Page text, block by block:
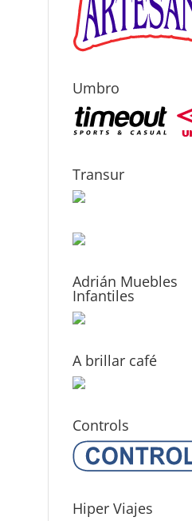
Umbro
Transur
Adrián Muebles
Infantiles
A brillar café
Controls
Hiper Viajes